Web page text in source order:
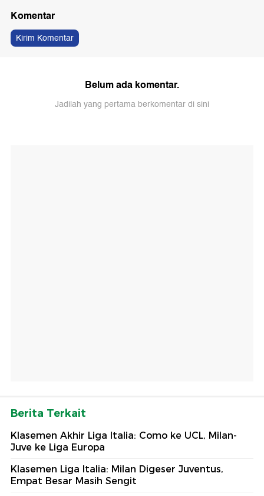
Komentar
Kirim Komentar
Belum ada komentar.
Jadilah yang pertama berkomentar di sini
Berita Terkait
Klasemen Akhir Liga Italia: Como ke UCL, Milan-
Juve ke Liga Europa
Klasemen Liga Italia: Milan Digeser Juventus,
Empat Besar Masih Sengit